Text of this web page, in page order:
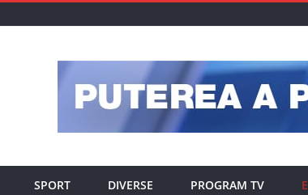
SPORT DIVERSE PROGRAM TV